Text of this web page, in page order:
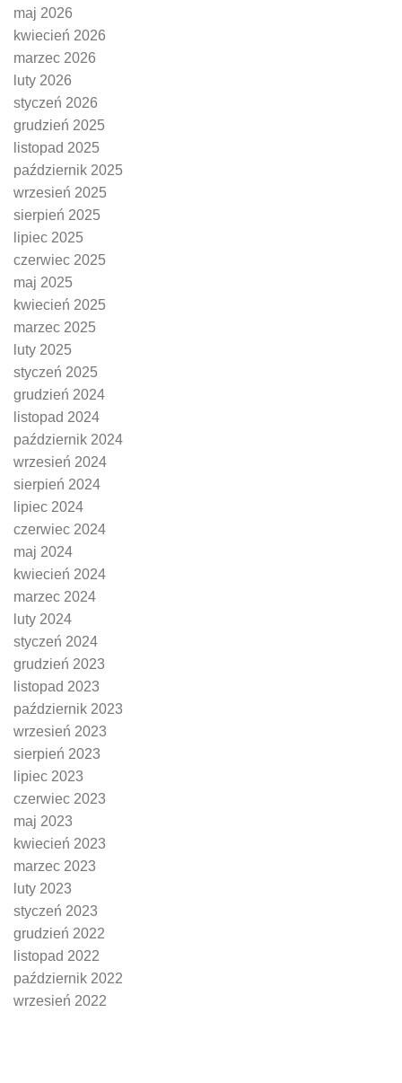
maj 2026
kwiecień 2026
marzec 2026
luty 2026
styczeń 2026
grudzień 2025
listopad 2025
październik 2025
wrzesień 2025
sierpień 2025
lipiec 2025
czerwiec 2025
maj 2025
kwiecień 2025
marzec 2025
luty 2025
styczeń 2025
grudzień 2024
listopad 2024
październik 2024
wrzesień 2024
sierpień 2024
lipiec 2024
czerwiec 2024
maj 2024
kwiecień 2024
marzec 2024
luty 2024
styczeń 2024
grudzień 2023
listopad 2023
październik 2023
wrzesień 2023
sierpień 2023
lipiec 2023
czerwiec 2023
maj 2023
kwiecień 2023
marzec 2023
luty 2023
styczeń 2023
grudzień 2022
listopad 2022
październik 2022
wrzesień 2022